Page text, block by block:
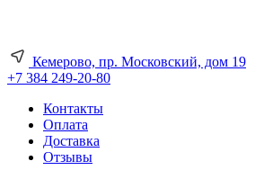
Кемерово, пр. Московский, дом 19
+7 384 249-20-80
Контакты
Оплата
Доставка
Отзывы